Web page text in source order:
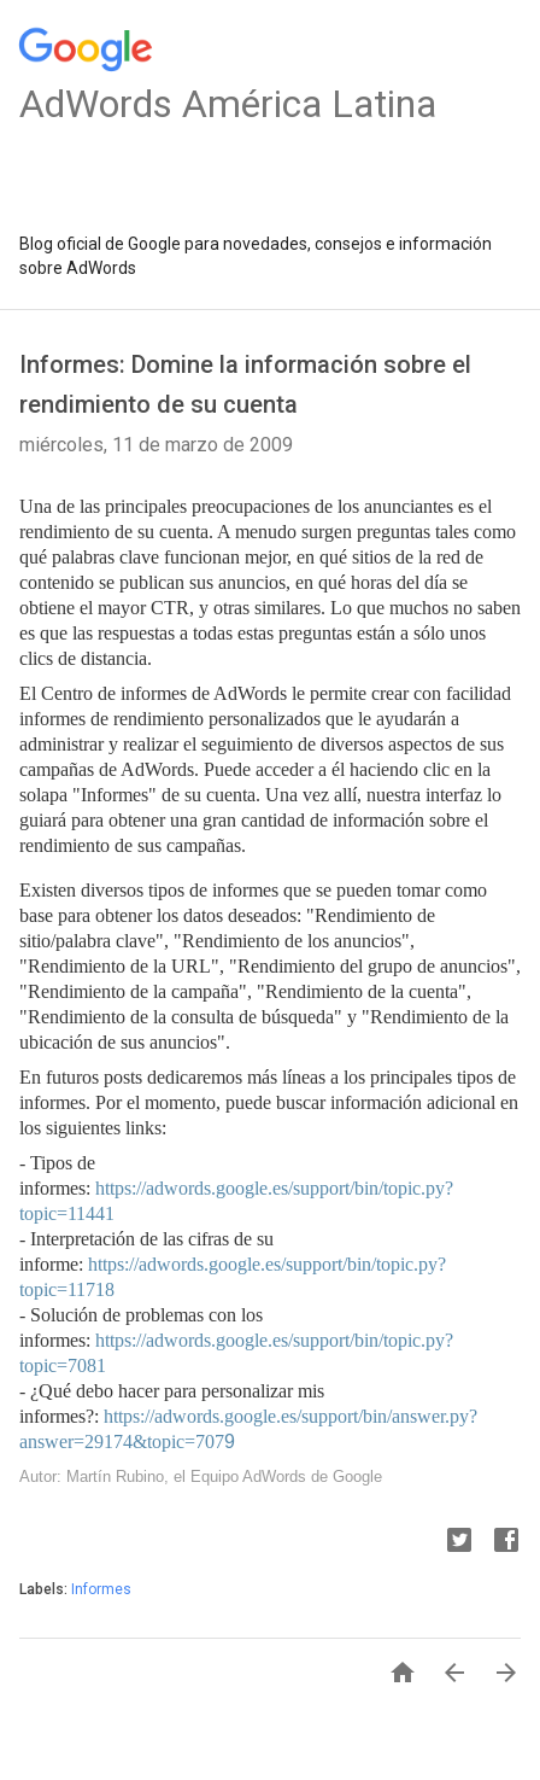
AdWords América Latina
Blog oficial de Google para novedades, consejos e información
sobre AdWords
Informes: Domine la información sobre el
rendimiento de su cuenta
miércoles, 11 de marzo de 2009
Una de las principales preocupaciones de los anunciantes es el
rendimiento de su cuenta. A menudo surgen preguntas tales como
qué palabras clave funcionan mejor, en qué sitios de la red de
contenido se publican sus anuncios, en qué horas del día se
obtiene el mayor CTR, y otras similares. Lo que muchos no saben
es que las respuestas a todas estas preguntas están a sólo unos
clics de distancia.
El Centro de informes de AdWords le permite crear con facilidad
informes de rendimiento personalizados que le ayudarán a
administrar y realizar el seguimiento de diversos aspectos de sus
campañas de AdWords. Puede acceder a él haciendo clic en la
solapa "Informes" de su cuenta. Una vez allí, nuestra interfaz lo
guiará para obtener una gran cantidad de información sobre el
rendimiento de sus campañas.
Existen diversos tipos de informes que se pueden tomar como
base para obtener los datos deseados: "Rendimiento de
sitio/palabra clave", "Rendimiento de los anuncios",
"Rendimiento de la URL", "Rendimiento del grupo de anuncios",
"Rendimiento de la campaña", "Rendimiento de la cuenta",
"Rendimiento de la consulta de búsqueda" y "Rendimiento de la
ubicación de sus anuncios".
En futuros posts dedicaremos más líneas a los principales tipos de
informes. Por el momento, puede buscar información adicional en
los siguientes links:
- Tipos de
informes: https://adwords.google.es/support/bin/topic.py?
topic=11441
- Interpretación de las cifras de su
informe: https://adwords.google.es/support/bin/topic.py?
topic=11718
- Solución de problemas con los
informes: https://adwords.google.es/support/bin/topic.py?
topic=7081
- ¿Qué debo hacer para personalizar mis
informes?: https://adwords.google.es/support/bin/answer.py?
answer=29174&topic=7079
Autor: Martín Rubino, el Equipo AdWords de Google
Labels: Informes
  